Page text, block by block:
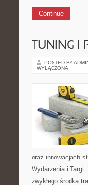
Continue
TUNING I
POSTED BY
WYŁĄCZONA
oraz innowacjach
Wydarzenia i
zwykłego środka